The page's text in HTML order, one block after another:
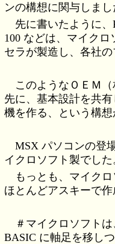
ンの構想に関与しまし
先に書いたように、
100 などは、マイク
セラが製造し、各社の
このようなＯＥＭ
先に、基本設計を共
機を作る、という構想
MSX パソコンの登
イクロソフト製でした
もっとも、マイク
ほとんどアスキーで作
＃マイクロソフト
BASIC に軸足を移し